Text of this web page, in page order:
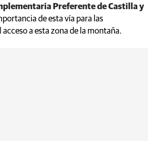
Preferente de Castilla y
de esta vía para las
a esta zona de la montaña.